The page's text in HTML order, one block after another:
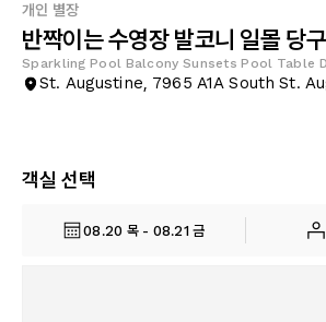
개인 별장
반짝이는 수영장 발코니 일몰 당
Sparkling Pool Balcony Sunsets Pool Table
St. Augustine, 7965 A1A South St.
객실 선택
08.20 목 - 08.21 금